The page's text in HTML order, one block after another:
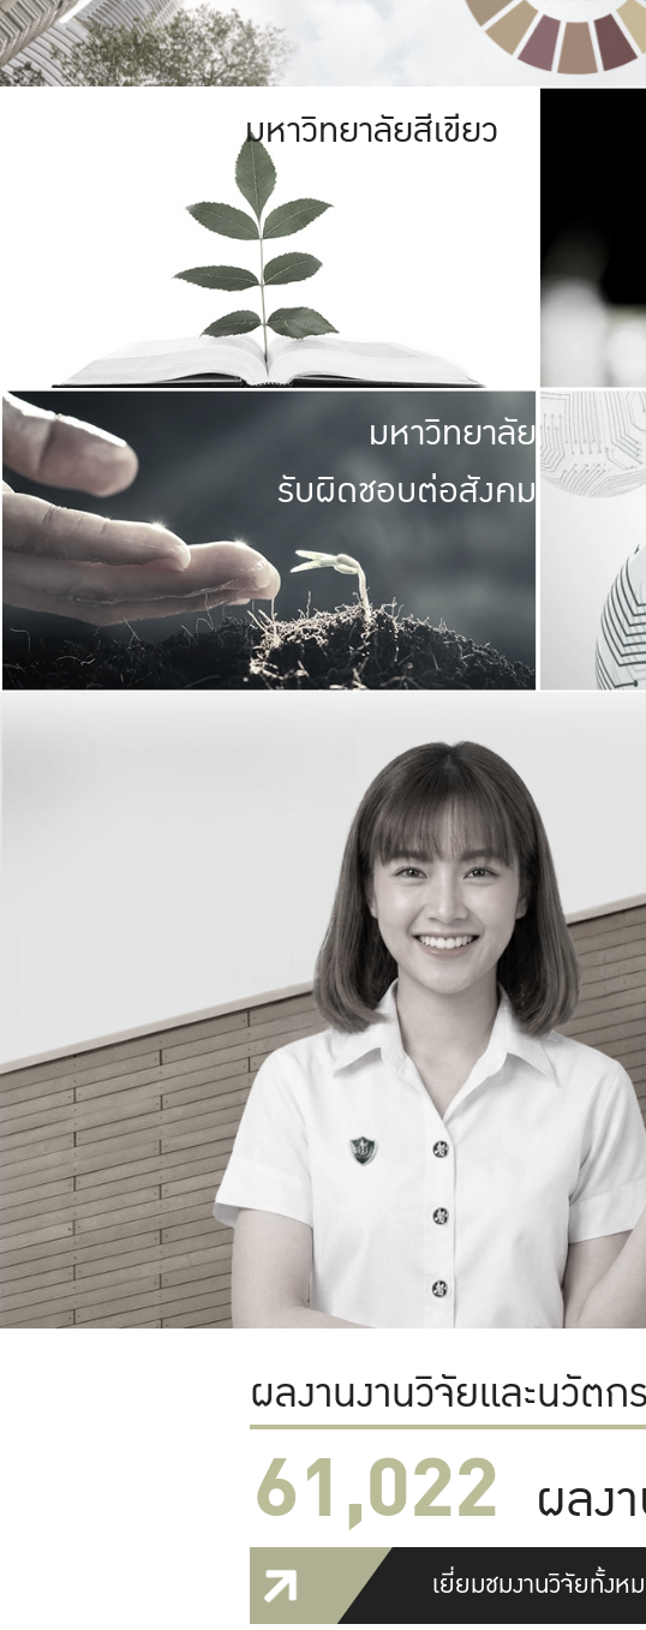
มหาวิทยาลัยสีเขียว
มหาวิทยาลัย
รับผิดชอบต่อสังคม
ผลงานงานวิจัยและนวัตก
61,022 ผลง
เยี่ยมชมงานวิจัยทั้งห